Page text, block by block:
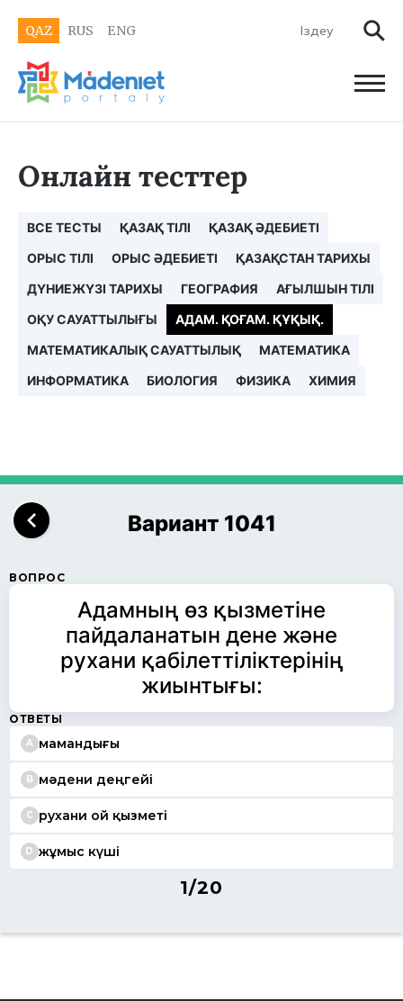
QAZ RUS ENG
Онлайн тесттер
ВСЕ ТЕСТЫ ҚАЗАҚ ТІЛІ
ҚАЗАҚ ӘДЕБИЕТІ
ОРЫС ТІЛІ
ОРЫС ӘДЕБИЕТІ
ҚАЗАҚСТАН ТАРИХЫ
ДҮНИЕЖҮЗІ ТАРИХЫ
ГЕОГРАФИЯ
АҒЫЛШЫН ТІЛІ
ОҚУ САУАТТЫЛЫҒЫ
АДАМ. ҚОҒАМ. ҚҰҚЫҚ.
МАТЕМАТИКАЛЫҚ САУАТТЫЛЫҚ
МАТЕМАТИКА
ИНФОРМАТИКА
БИОЛОГИЯ ФИЗИКА ХИМИЯ
Вариант 1041
ВОПРОС
Адамның өз қызметіне
пайдаланатын дене және
рухани қабілеттіліктерінің
жиынтығы:
ОТВЕТЫ
A мамандығы
B мәдени деңгейі
C рухани ой қызметі
D жұмыс күші
1/20